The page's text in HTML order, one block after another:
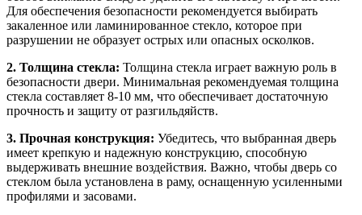
Для обеспечения безопасности рекомендуется выбирать
закаленное или ламинированное стекло, которое при
разрушении не образует острых или опасных осколков.
2. Толщина стекла: Толщина стекла играет важную роль в
безопасности двери. Минимальная рекомендуемая толщина
стекла составляет 8-10 мм, что обеспечивает достаточную
прочность и защиту от разгильдяйств.
3. Прочная конструкция: Убедитесь, что выбранная дверь
имеет крепкую и надежную конструкцию, способную
выдерживать внешние воздействия. Важно, чтобы дверь со
стеклом была установлена в раму, оснащенную усиленными
профилями и засовами.